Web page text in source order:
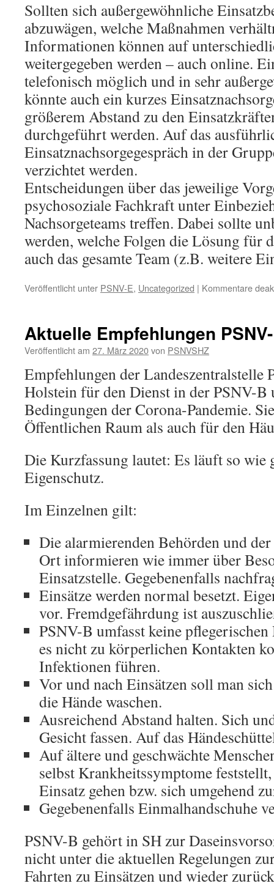
Sollten sich außergewöhnliche
abzuwägen, welche Maßnahmen
Informationen können auf
weitergegeben werden – auch online.
telefonisch möglich und in sehr
könnte auch ein kurzes
größerem Abstand zu den
durchgeführt werden. Auf das
Einsatznachsorgegespräch in der
verzichtet werden.
Entscheidungen über das jeweilige
psychosoziale Fachkraft unter
Nachsorgeteams treffen. Dabei sollte
werden, welche Folgen die Lösung für
auch das gesamte Team (z.B. weitere
Veröffentlicht unter PSNV-E, Uncategorized | Kommentare
Aktuelle Empfehlungen
Veröffentlicht am 27. März 2020von PSNVSHZ
Empfehlungen der Landeszentralstelle
Holstein für den Dienst in der PSNV-B
Bedingungen der Corona-Pandemie.
Öffentlichen Raum als auch für den
Die Kurzfassung lautet: Es läuft so wie
Eigenschutz.
Im Einzelnen gilt:
Die alarmierenden Behörden und
Ort informieren wie immer über
Einsatzstelle. Gegebenenfalls
Einsätze werden normal besetzt.
vor. Fremdgefährdung ist
PSNV-B umfasst keine pflegerischen
es nicht zu körperlichen Kontakten
Infektionen führen.
Vor und nach Einsätzen soll man
die Hände waschen.
Ausreichend Abstand halten. Sich
Gesicht fassen. Auf das
Auf ältere und geschwächte
selbst Krankheitssymptome
Einsatz gehen bzw. sich umgehend
Gegebenenfalls Einmalhandschuhe
PSNV-B gehört in SH zur
nicht unter die aktuellen Regelungen
Fahrten zu Einsätzen und wieder